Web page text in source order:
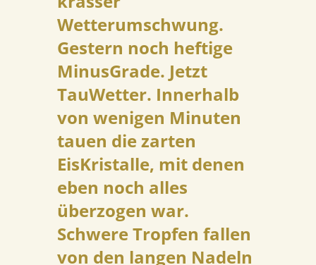
Wetterumschwung.
Gestern noch heftige
MinusGrade. Jetzt
TauWetter. Innerhalb
von wenigen Minuten
tauen die zarten
EisKristalle, mit denen
eben noch alles
überzogen war.
Schwere Tropfen fallen
von den langen Nadeln